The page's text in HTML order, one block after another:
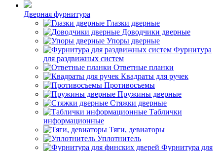
Дверная фурнитура
Глазки дверные
Доводчики дверные
Упоры дверные
Фурнитура
для раздвижных систем
Ответные планки
Квадраты для ручек
Противосъемы
Пружины дверные
Стяжки дверные
Таблички
информационные
Тяги, девиаторы
Уплотнитель
Фурнитура для